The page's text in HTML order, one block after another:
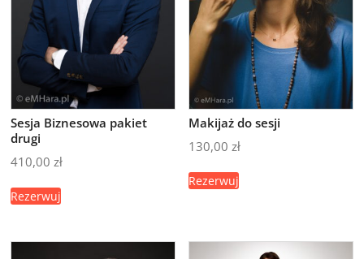
Sesja Biznesowa pakiet
drugi
410,00 zł
Rezerwuj
Makijaż do sesji
130,00 zł
Rezerwuj